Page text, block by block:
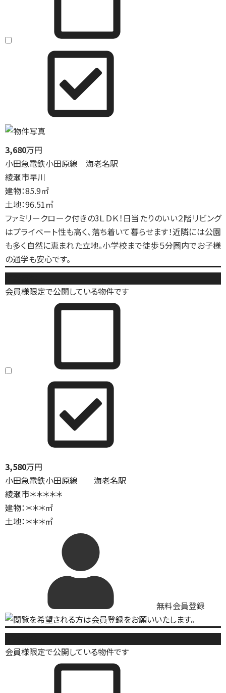
3,680万円
小田急電鉄小田原線 海老名駅
綾瀬市早川
建物：85.9㎡
土地：96.51㎡
ファミリークローク付きの3ＬＤＫ！日当たりのいい２階リビング
はプライベート性も高く、落ち着いて暮らせます！近隣には公園
も多く自然に恵まれた立地。小学校まで徒歩５分圏内でお子様
の通学も安心です。
会員様限定で公開している物件です
3,580万円
小田急電鉄小田原線 海老名駅
綾瀬市＊＊＊＊＊
建物：＊＊＊㎡
土地：＊＊＊㎡
無料会員登録
会員様限定で公開している物件です